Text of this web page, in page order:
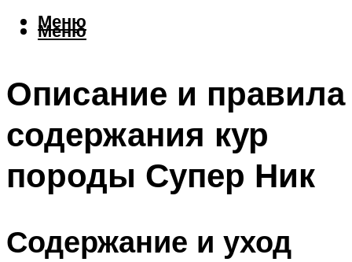
Меню
Меню
Описание и правила
содержания кур
породы Супер Ник
Содержание и уход